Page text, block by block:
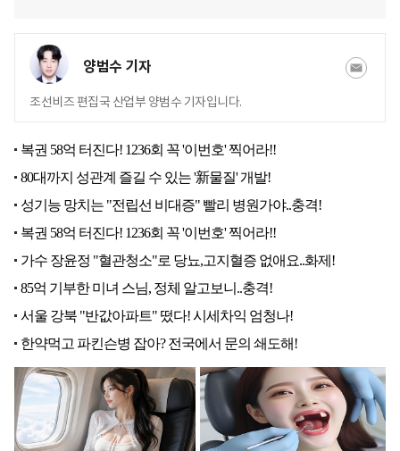
양범수 기자
조선비즈 편집국 산업부 양범수 기자입니다.